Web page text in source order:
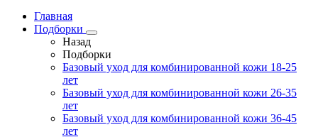
Главная
Подборки
Назад
Подборки
Базовый уход для комбинированной кожи 18-25
лет
Базовый уход для комбинированной кожи 26-35
лет
Базовый уход для комбинированной кожи 36-45
лет